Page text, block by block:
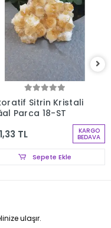
Sitrin Kristali
Parça 18-ST
TL KARGO
BEDAVA
Sepete Ekle
ulaşır.